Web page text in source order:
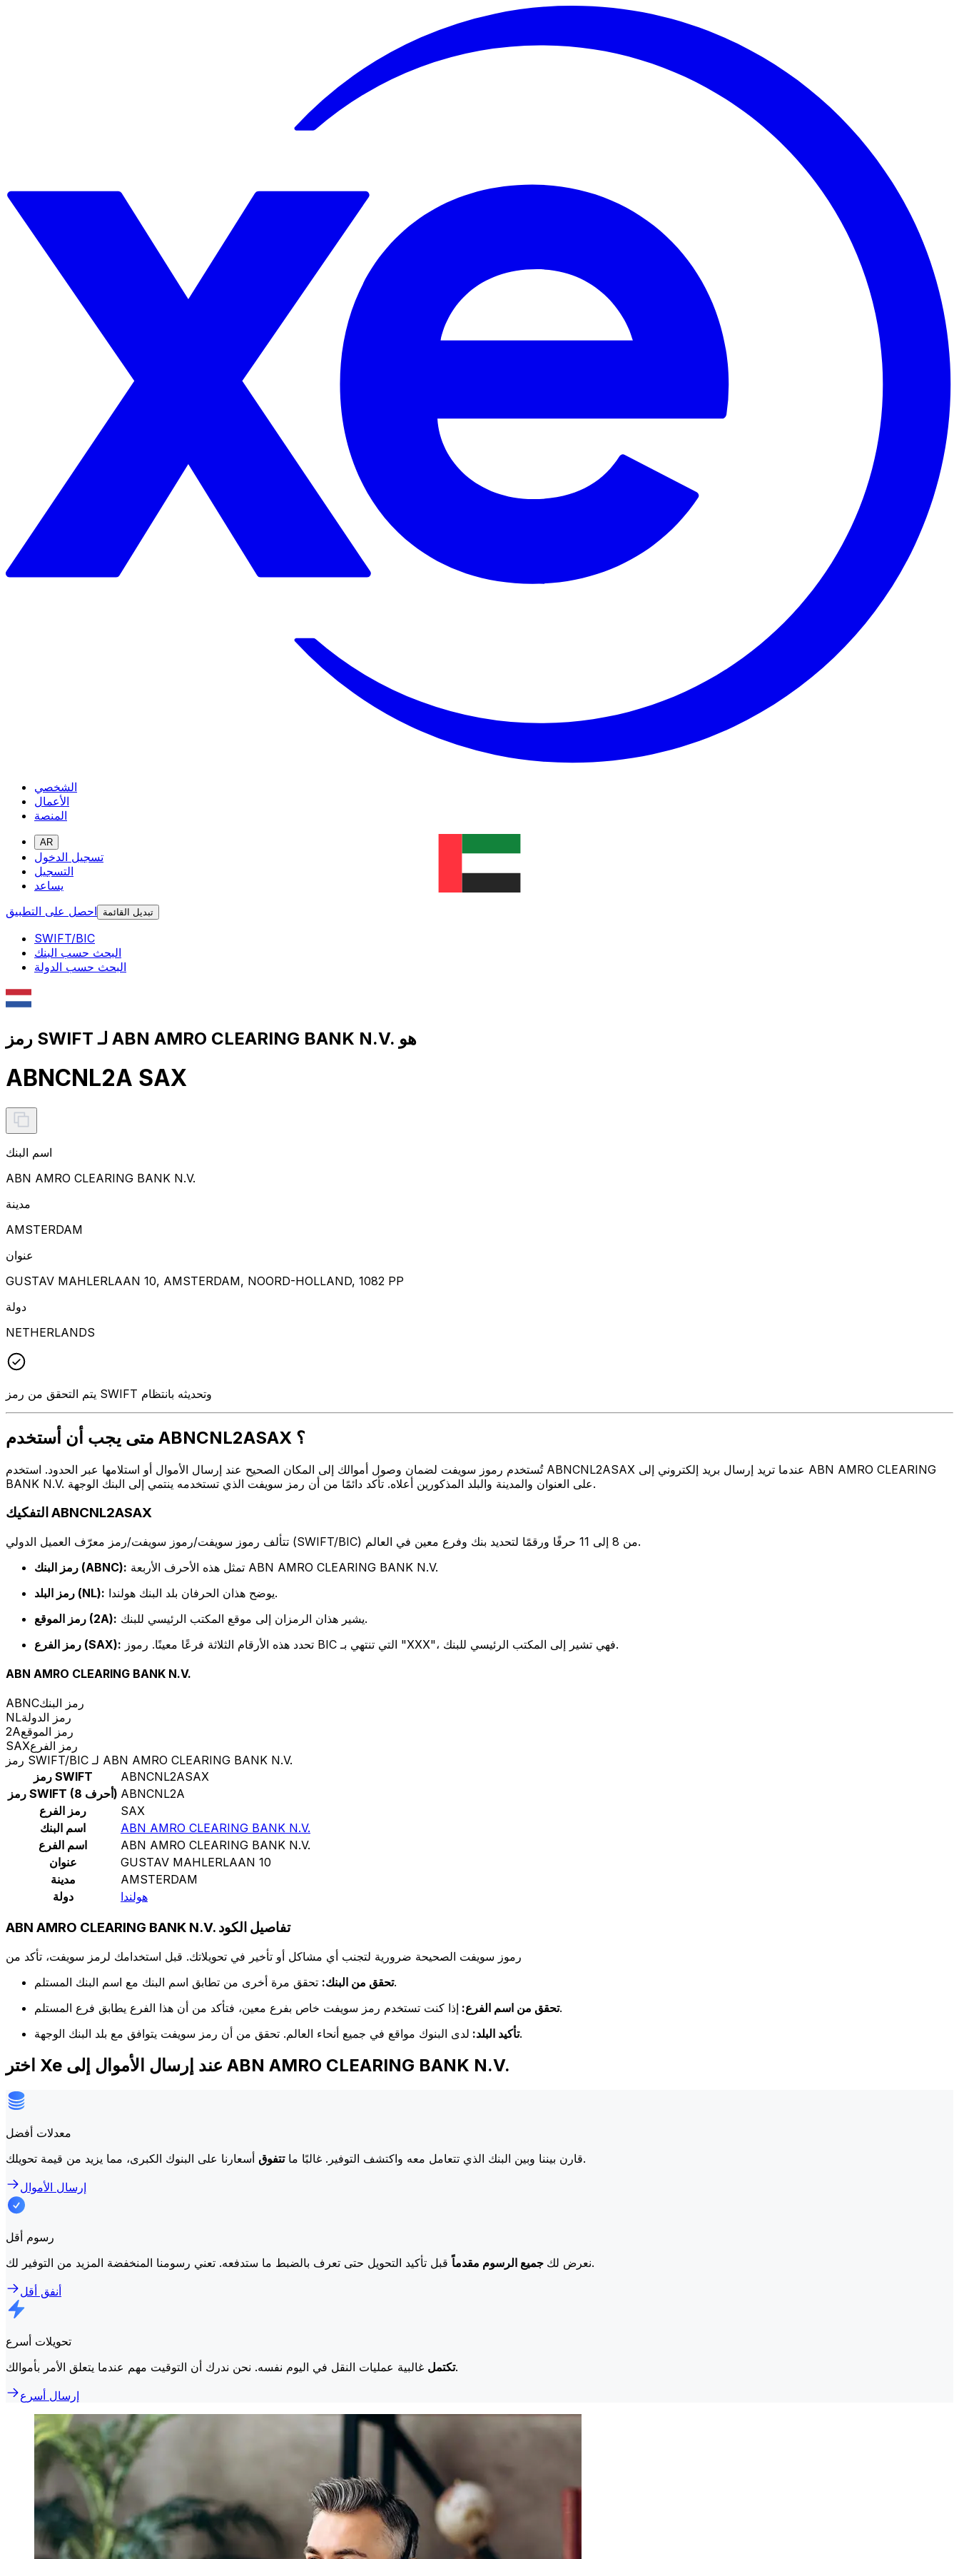
الشخصي
الأعمال
المنصة
AR
تسجيل الدخول
التسجيل
يساعد
احصل على التطبيق
تبديل القائمة
SWIFT/BIC
البحث حسب البنك
البحث حسب الدولة
رمز SWIFT لـ ABN AMRO CLEARING BANK N.V. هو
ABNCNL2A SAX
اسم البنك
ABN AMRO CLEARING BANK N.V.
مدينة
AMSTERDAM
عنوان
GUSTAV MAHLERLAAN 10, AMSTERDAM, NOORD-HOLLAND, 1082 PP
دولة
NETHERLANDS
يتم التحقق من رمز SWIFT وتحديثه بانتظام
متى يجب أن أستخدم ABNCNL2ASAX ؟
تُستخدم رموز سويفت لضمان وصول أموالك إلى المكان الصحيح عند إرسال الأموال أو استلامها عبر الحدود. استخدم ABNCNL2ASAX عندما تريد إرسال بريد إلكتروني إلى ABN AMRO CLEARING
BANK N.V. على العنوان والمدينة والبلد المذكورين أعلاه. تأكد دائمًا من أن رمز سويفت الذي تستخدمه ينتمي إلى البنك الوجهة.
التفكيك ABNCNL2ASAX
تتألف رموز سويفت/رموز سويفت/رمز معرّف العميل الدولي (SWIFT/BIC) من 8 إلى 11 حرفًا ورقمًا لتحديد بنك وفرع معين في العالم.
رمز البنك (ABNC):
تمثل هذه الأحرف الأربعة ABN AMRO CLEARING BANK N.V.
رمز البلد (NL):
يوضح هذان الحرفان بلد البنك هولندا.
رمز الموقع (2A):
يشير هذان الرمزان إلى موقع المكتب الرئيسي للبنك.
رمز الفرع (SAX):
تحدد هذه الأرقام الثلاثة فرعًا معينًا. رموز BIC التي تنتهي بـ "XXX"، فهي تشير إلى المكتب الرئيسي للبنك.
ABN AMRO CLEARING BANK N.V.
ABNCرمز البنك
NLرمز الدولة
2Aرمز الموقع
SAXرمز الفرع
رمز SWIFT/BIC لـ ABN AMRO CLEARING BANK N.V.
رمز SWIFT
ABNCNL2ASAX
رمز SWIFT (8 أحرف) ABNCNL2A
رمز الفرع
SAX
اسم البنك
ABN AMRO CLEARING BANK N.V.
اسم الفرع
ABN AMRO CLEARING BANK N.V.
عنوان
GUSTAV MAHLERLAAN 10
مدينة
AMSTERDAM
دولة
هولندا
ABN AMRO CLEARING BANK N.V. تفاصيل الكود
رموز سويفت الصحيحة ضرورية لتجنب أي مشاكل أو تأخير في تحويلاتك. قبل استخدامك لرمز سويفت، تأكد من
تحقق من البنك:تحقق مرة أخرى من تطابق اسم البنك مع اسم البنك المستلم.
تحقق من اسم الفرع:إذا كنت تستخدم رمز سويفت خاص بفرع معين، فتأكد من أن هذا الفرع يطابق فرع المستلم.
تأكيد البلد:لدى البنوك مواقع في جميع أنحاء العالم. تحقق من أن رمز سويفت يتوافق مع بلد البنك الوجهة.
اختر Xe عند إرسال الأموال إلى ABN AMRO CLEARING BANK N.V.
معدلات أفضل
قارن بيننا وبين البنك الذي تتعامل معه واكتشف التوفير. غالبًا ماتتفوق
أسعارنا على البنوك الكبرى، مما يزيد من قيمة تحويلك.
إرسال الأموال
رسوم أقل
نعرض لك جميع الرسوم مقدماً
قبل تأكيد التحويل حتى تعرف بالضبط ما ستدفعه. تعني رسومنا المنخفضة المزيد من التوفير لك.
أنفق أقل
تحويلات أسرع
تكتملغالبية عمليات النقل في اليوم نفسه. نحن ندرك أن التوقيت مهم عندما يتعلق الأمر بأموالك.
إرسال أسرع